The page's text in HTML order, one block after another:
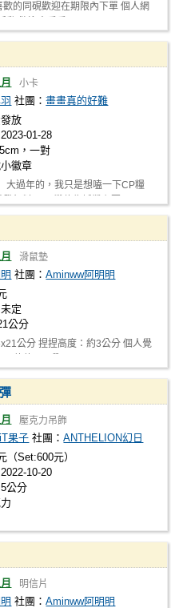
歡的同硯歡迎在期限內下單 個人網
小卡
社團：畫畫真的好難
放
01-28
，一對
徽章
大過年的，我只是想嗑一下CP糧
滑鼠墊
社團：Aminww阿明明
定
公分
公分 捏捏高度：約3公分 個人覺
壓克力吊飾
果子 社團：ANTHELION幻日
（Set:600元）
10-20
公分
明信片
社團：Aminww阿明明